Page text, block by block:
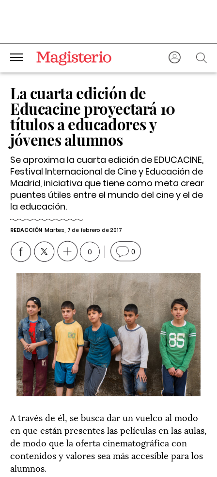
La cuarta edición de
Educacine proyectará 10
títulos a educadores y
jóvenes alumnos
Se aproxima la cuarta edición de EDUCACINE,
Festival Internacional de Cine y Educación de
Madrid, iniciativa que tiene como meta crear
puentes útiles entre el mundo del cine y el de
la educación.
REDACCIÓN Martes, 7 de febrero de 2017
0 0
A través de él, se busca dar un vuelco al modo
en que están presentes las películas en las aulas,
de modo que la oferta cinematográfica con
contenidos y valores sea más accesible para los
alumnos.